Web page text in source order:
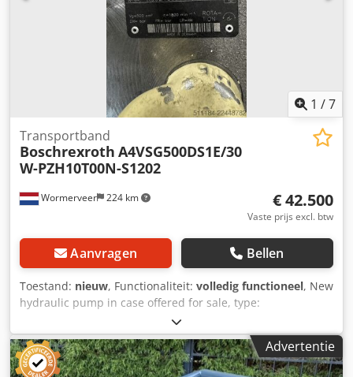
1 /7
Wormerveer 224 km
Transportband
Boschrexroth A4VSG500DS1E/30
W-PZH10T00N-S1202
€ 42.500
Vaste prijs excl. btw
Aanvragen Bellen
Toestand: nieuw, Functionaliteit: volledig functioneel, New
hydraulic pump in case offered for sale, type:
A4VSG500DS1E/30W-PZH10T00N-S1202 This motor is left
over after project completion. Dkedpfx Ahjzqcyroger If
possible, you can view the motor at our test bench; it will
then be delivered complete with a test certificate.
Advertentie